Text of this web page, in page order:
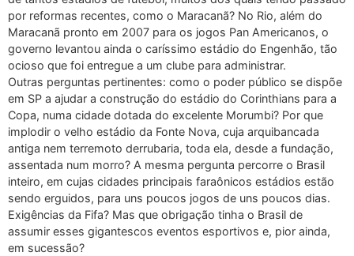
por reformas recentes, como o Maracanã? No Rio, além do
Maracanã pronto em 2007 para os jogos Pan Americanos, o
governo levantou ainda o caríssimo estádio do Engenhão, tão
ocioso que foi entregue a um clube para administrar.
Outras perguntas pertinentes: como o poder público se dispõe
em SP a ajudar a construção do estádio do Corinthians para a
Copa, numa cidade dotada do excelente Morumbi? Por que
implodir o velho estádio da Fonte Nova, cuja arquibancada
antiga nem terremoto derrubaria, toda ela, desde a fundação,
assentada num morro? A mesma pergunta percorre o Brasil
inteiro, em cujas cidades principais faraônicos estádios estão
sendo erguidos, para uns poucos jogos de uns poucos dias.
Exigências da Fifa? Mas que obrigação tinha o Brasil de
assumir esses gigantescos eventos esportivos e, pior ainda,
em sucessão?